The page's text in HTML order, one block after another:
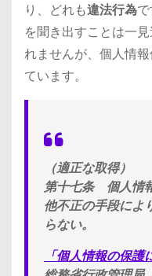
り、どれも違法行為
を聞き出すことは一
れませんが、個人情
ています。
（適正な取得）
第十七条個人情報
他不正の手段によ
らない。
「個人情報の保護